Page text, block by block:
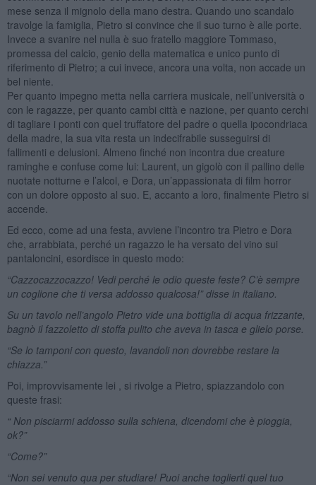
mese senza il mignolo della mano destra. Quando uno scandalo
travolge la famiglia, Pietro si convince che il suo turno è alle porte.
Invece a svanire nel nulla è suo fratello maggiore Tommaso,
promessa del calcio, genio della matematica e unico punto di
riferimento di Pietro; a cui invece, ancora una volta, non accade un
bel niente.
Per quanto impegno metta nella carriera musicale, nell’università o
con le ragazze, per quanto cambi città e nazione, per quanto cerchi
di tagliare i ponti con quel truffatore del padre o quella ipocondriaca
della madre, la sua vita resta un indecifrabile susseguirsi di
fallimenti e delusioni. Almeno finché non incontra due creature
raminghe e confuse come lui: Laurent, un gigolò con il pallino delle
nuotate notturne e l’alcol, e Dora, un’appassionata di film horror
con un dolore opposto al suo. E, accanto a loro, finalmente Pietro si
accende.
Ed ecco, come ad una festa, avviene l’incontro tra Pietro e Dora
che, arrabbiata, perché un ragazzo le ha versato del vino sui
pantaloncini, esordisce in questo modo:
“Cazzocazzocazzo! Vedi perché le odio queste feste? C’è sempre
un coglione che ti versa addosso qualcosa!” disse in italiano.
Su un tavolo nell’angolo Pietro vide una bottiglia di acqua frizzante,
bagnò il fazzoletto di stoffa pulito che aveva in tasca e glielo porse.
“Se lo tamponi con questo, lavandoli non dovrebbe restare la
chiazza.”
Poi, improvvisamente lei , si rivolge a Pietro, spiazzandolo con
queste frasi:
“ Non pisciarmi addosso sulla schiena, dicendomi che è pioggia,
ok?”
“Come?”
“Non sei venuto qua per studiare! Puoi anche toglierti quel tuo